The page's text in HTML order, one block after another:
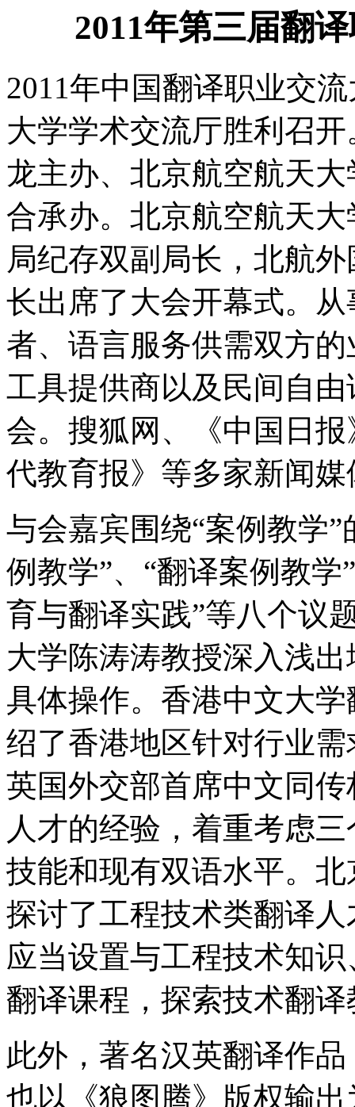
2011年第三届翻译
2011年中国翻译职业交
大学学术交流厅胜利召
龙主办、北京航空航天
合承办。北京航空航天
局纪存双副局长，北航
长出席了大会开幕式。
者、语言服务供需双方
工具提供商以及民间自
会。搜狐网、《中国日
代教育报》等多家新闻
与会嘉宾围绕“案例教学
例教学”、“翻译案例教学
育与翻译实践”等八个议
大学陈涛涛教授深入浅
具体操作。香港中文大
绍了香港地区针对行业
英国外交部首席中文同
人才的经验，着重考虑
技能和现有双语水平。
探讨了工程技术类翻译
应当设置与工程技术知
翻译课程，探索技术翻
此外，著名汉英翻译作
也以《狼图腾》版权输